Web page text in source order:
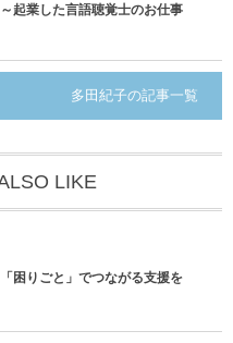
起業した言語聴覚士のお仕事
多田紀子の記事一覧
LIKE
困りごと」でつながる支援を